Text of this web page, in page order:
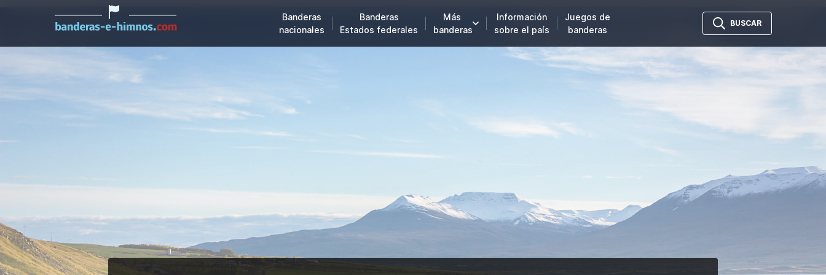
Banderas
nacionales
Banderas
Estados federales
Más
banderas
Información
sobre el país
Juegos de
banderas
BUSCAR